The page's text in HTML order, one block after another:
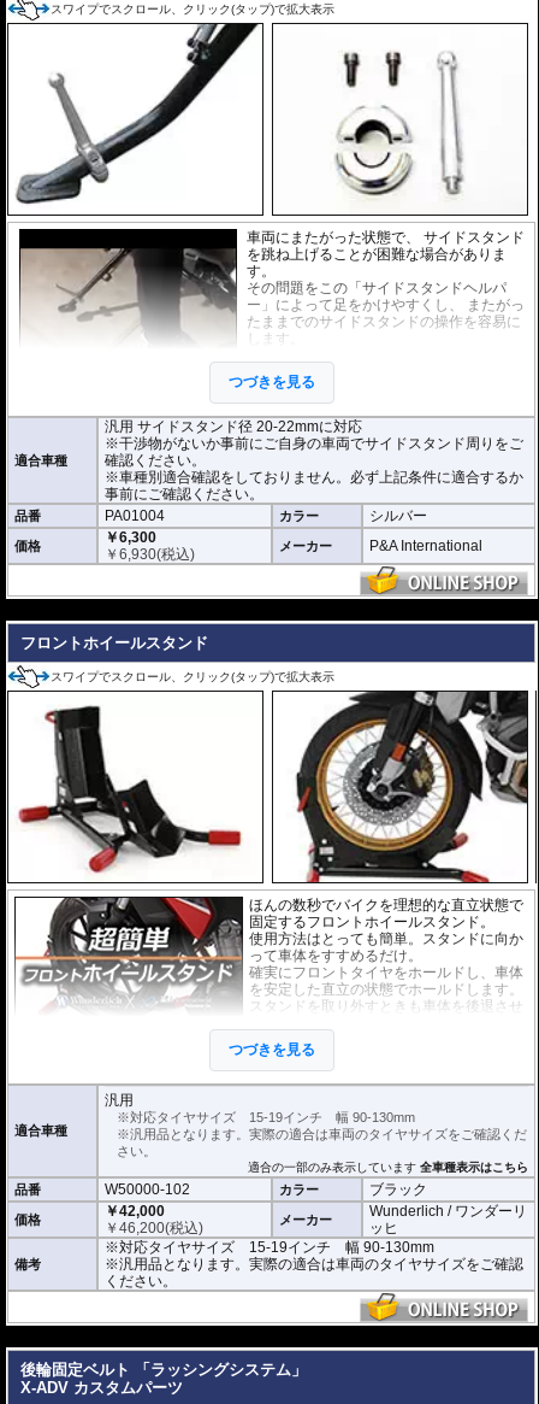
スワイプでスクロール、クリック(タップ)で拡大表示
車両にまたがった状態で、 サイドスタンド
を跳ね上げることが困難な場合がありま
す。
その問題をこの「サイドスタンドヘルパ
ー」によって足をかけやすくし、 またがっ
たままでのサイドスタンドの操作を容易に
します。
各車両での取り付け確認は行っておりませ
ん。サイドスタンド径や干渉物がないかな
ど事前にご自身の車両でサイドスタンド周
りをご確認ください。
つづきを見る
適合車種
汎用 サイドスタンド径 20-22mmに対応
※干渉物がないか事前にご自身の車両でサイドスタンド周りをご
確認ください。
※車種別適合確認をしておりません。必ず上記条件に適合するか
事前にご確認ください。
品番 PA01004 カラー シルバー
価格
￥6,300
￥6,930(税込) メーカー P&A International
フロントホイールスタンド
スワイプでスクロール、クリック(タップ)で拡大表示
ほんの数秒でバイクを理想的な直立状態で
固定するフロントホイールスタンド。
使用方法はとっても簡単。スタンドに向か
って車体をすすめるだけ。
確実にフロントタイヤをホールドし、車体
を安定した直立の状態でホールドします。
スタンドを取り外すときも車体を後退させ
また、ベルト等でスタンドとホイールを留
めればスタンドが外れることはありませ
ん。
ぜひ動画でその手軽さをご確認ください。
対応タイヤサイズ 15-19インチ 幅 90-130mm
つづきを見る
適合車種
汎用
※対応タイヤサイズ 15-19インチ 幅 90-130mm
※汎用品となります。実際の適合は車両のタイヤサイズをご確認くだ
さい。
適合の一部のみ表示しています全車種表示はこちら
品番 W50000-102 カラー ブラック
価格
￥42,000
￥46,200(税込) メーカー
Wunderlich / ワンダーリ
ッヒ
備考
※対応タイヤサイズ 15-19インチ 幅 90-130mm
※汎用品となります。実際の適合は車両のタイヤサイズをご確認
ください。
後輪固定ベルト 「ラッシングシステム」
X-ADV カスタムパーツ